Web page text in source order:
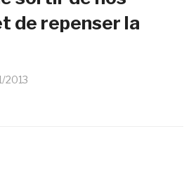
de repenser la
2013